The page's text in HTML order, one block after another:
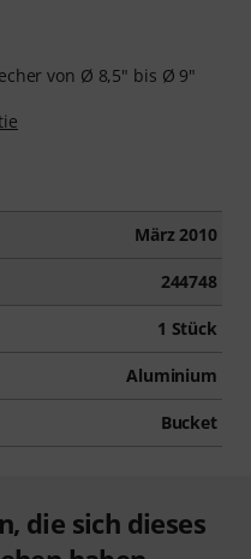
von Ø 8,5" bis Ø 9"
März 2010
244748
1 Stück
Aluminium
Bucket
die sich dieses